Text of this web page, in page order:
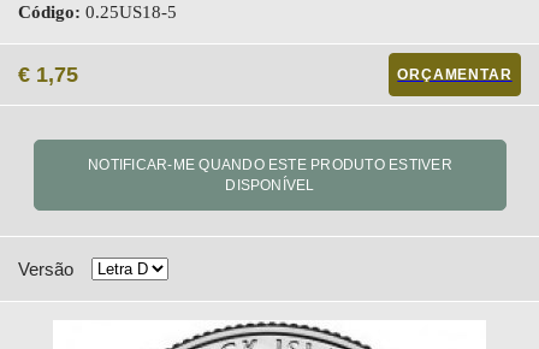
Código: 0.25US18-5
€ 1,75 ORÇAMENTAR
Versão